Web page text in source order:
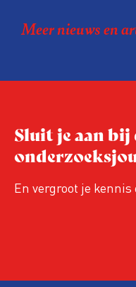
Meer nieuws en
Sluit je aan bij
En vergroot je